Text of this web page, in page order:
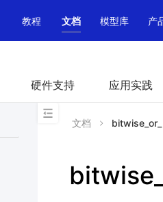
教程 文档 模型库 产
硬件支持 应用实践
文档 bitwise_or_